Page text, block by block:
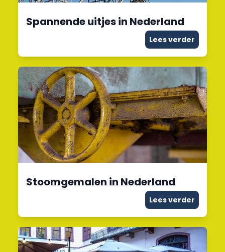
Spannende uitjes in Nederland
Lees verder
Stoomgemalen in Nederland
Lees verder